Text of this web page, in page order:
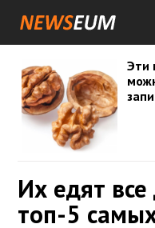
Эти
Их едят
топ-5